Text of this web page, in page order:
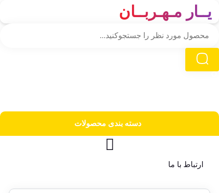
یــار مـهـربــان
دسته‌ بندی محصولات
ارتباط با ما